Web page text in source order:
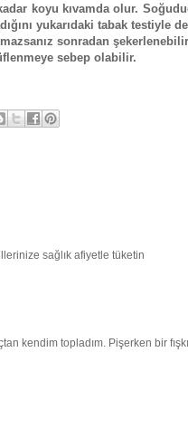
koyu kıvamda olur.
yukarıdaki tabak testiyle
sonradan
sebep olabilir.
sağlık afiyetle tüketin
kendim topladım. Pişerken bir